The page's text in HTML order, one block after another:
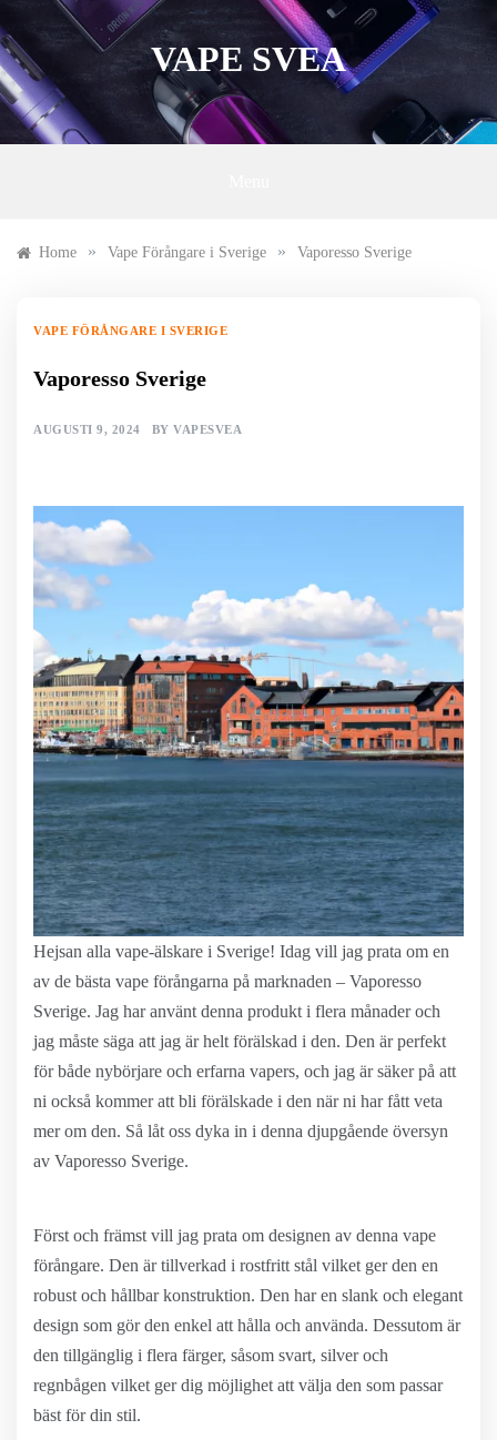
to
content
VAPE SVEA
Home » Vape Förångare i Sverige » Vaporesso Sverige
VAPE FÖRÅNGARE I SVERIGE
Vaporesso Sverige
AUGUSTI 9, 2024 BY VAPESVEA
Hejsan alla vape-älskare i Sverige! Idag vill jag prata om en
av de bästa vape förångarna på marknaden – Vaporesso
Sverige. Jag har använt denna produkt i flera månader och
jag måste säga att jag är helt förälskad i den. Den är perfekt
för både nybörjare och erfarna vapers, och jag är säker på att
ni också kommer att bli förälskade i den när ni har fått veta
mer om den. Så låt oss dyka in i denna djupgående översyn
av Vaporesso Sverige.
Först och främst vill jag prata om designen av denna vape
förångare. Den är tillverkad i rostfritt stål vilket ger den en
robust och hållbar konstruktion. Den har en slank och elegant
design som gör den enkel att hålla och använda. Dessutom är
den tillgänglig i flera färger, såsom svart, silver och
regnbågen vilket ger dig möjlighet att välja den som passar
bäst för din stil.